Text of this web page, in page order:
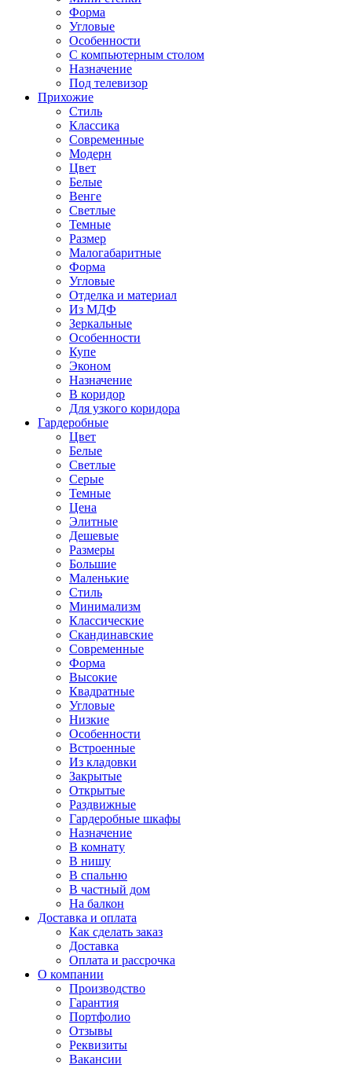
Форма
Угловые
Особенности
С компьютерным столом
Назначение
Под телевизор
Прихожие
Стиль
Классика
Современные
Модерн
Цвет
Белые
Венге
Светлые
Темные
Размер
Малогабаритные
Форма
Угловые
Отделка и материал
Из МДФ
Зеркальные
Особенности
Купе
Эконом
Назначение
В коридор
Для узкого коридора
Гардеробные
Цвет
Белые
Светлые
Серые
Темные
Цена
Элитные
Дешевые
Размеры
Большие
Маленькие
Стиль
Минимализм
Классические
Скандинавские
Современные
Форма
Высокие
Квадратные
Угловые
Низкие
Особенности
Встроенные
Из кладовки
Закрытые
Открытые
Раздвижные
Гардеробные шкафы
Назначение
В комнату
В нишу
В спальню
В частный дом
На балкон
Доставка и оплата
Как сделать заказ
Доставка
Оплата и рассрочка
О компании
Производство
Гарантия
Портфолио
Отзывы
Реквизиты
Вакансии